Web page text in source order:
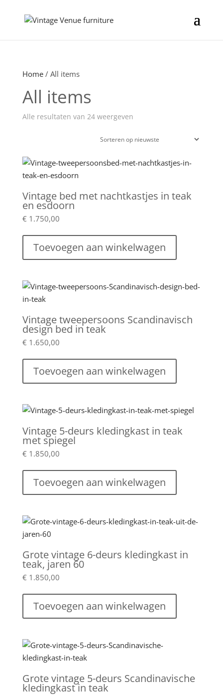
Home/ All items
All items
Alle resultaten van 24 weergevenGesorteerd
laatst
Vintage bed met nachtkastjes in teak
en esdoorn
€ 1.750,00
Toevoegen aan winkelwagen
Vintage tweepersoons Scandinavisch
design bed in teak
€ 1.650,00
Toevoegen aan winkelwagen
Vintage 5-deurs kledingkast in teak
met spiegel
€ 1.850,00
Toevoegen aan winkelwagen
Grote vintage 6-deurs kledingkast in
teak, jaren 60
€ 1.850,00
Toevoegen aan winkelwagen
Grote vintage 5-deurs Scandinavische
kledingkast in teak